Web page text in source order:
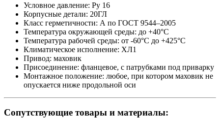
Условное давление: Ру 16
Корпусные детали: 20ГЛ
Класс герметичности: А по ГОСТ 9544–2005
Температура окружающей среды: до +40°С
Температура рабочей среды: от -60°С до +425°С
Климатическое исполнение: ХЛ1
Привод: маховик
Присоединение: фланцевое, с патрубками под приварку
Монтажное положение: любое, при котором маховик не
опускается ниже продольной оси
Сопутствующие товары и материалы: